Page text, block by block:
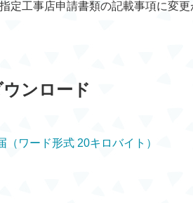
定工事店申請書類の記載事項に変更
ンロード
ワード形式 20キロバイト）